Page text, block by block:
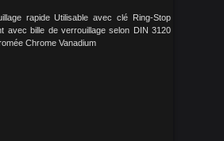
rapide Utilisable avec clé Ring-Stop
avec bille de verrouillage selon DIN 3120
Chrome Vanadium